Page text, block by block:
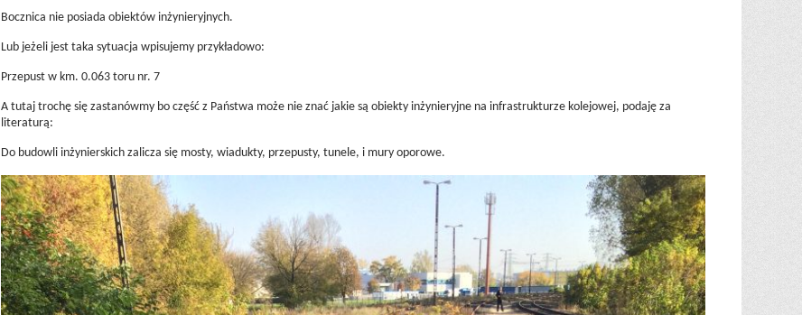
Bocznica nie posiada obiektów inżynieryjnych.
Lub jeżeli jest taka sytuacja wpisujemy przykładowo:
Przepust w km. 0.063 toru nr. 7
A tutaj trochę się zastanówmy bo część z Państwa może nie znać jakie są obiekty inżynieryjne na infrastrukturze kolejowej, podaję za
literaturą:
Do budowli inżynierskich zalicza się mosty, wiadukty, przepusty, tunele, i mury oporowe.